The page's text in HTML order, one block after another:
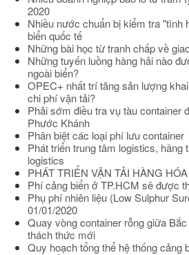
2020
Nhiều nước chuẩn bị kiểm tra "tình
biển quốc tế
Những bài học từ tranh chấp về
Những tuyến luồng hàng hải nào
ngoài biển?
OPEC+ nhất trí tăng sản lượng
chi phí vận tải?
Phải sớm điều tra vụ tàu container
Phước Khánh
Phân biệt các loại phí lưu container
Phát triển trung tâm logistics, hãng
logistics
PHÁT TRIỂN VẬN TẢI HÀNG
Phí cảng biển ở TP.HCM sẽ được
Phụ phí nhiên liệu (Low Sulphur
01/01/2020
Quay vòng container rỗng giữa
thách thức mới
Quy hoạch tổng thể hệ thống cảng